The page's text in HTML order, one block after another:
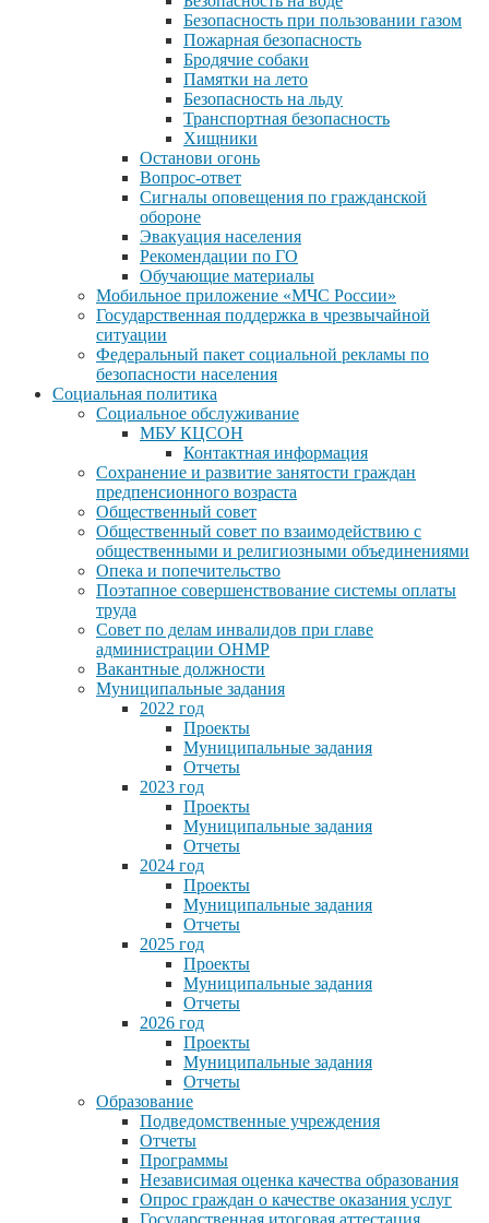
Безопасность при пользовании газом
Пожарная безопасность
Бродячие собаки
Памятки на лето
Безопасность на льду
Транспортная безопасность
Хищники
Останови огонь
Вопрос-ответ
Сигналы оповещения по гражданской
обороне
Эвакуация населения
Рекомендации по ГО
Обучающие материалы
Мобильное приложение «МЧС России»
Государственная поддержка в чрезвычайной
ситуации
Федеральный пакет социальной рекламы по
безопасности населения
Социальная политика
Социальное обслуживание
МБУ КЦСОН
Контактная информация
Сохранение и развитие занятости граждан
предпенсионного возраста
Общественный совет
Общественный совет по взаимодействию с
общественными и религиозными объединениями
Опека и попечительство
Поэтапное совершенствование системы оплаты
труда
Совет по делам инвалидов при главе
администрации ОНМР
Вакантные должности
Муниципальные задания
2022 год
Проекты
Муниципальные задания
Отчеты
2023 год
Проекты
Муниципальные задания
Отчеты
2024 год
Проекты
Муниципальные задания
Отчеты
2025 год
Проекты
Муниципальные задания
Отчеты
2026 год
Проекты
Муниципальные задания
Отчеты
Образование
Подведомственные учреждения
Отчеты
Программы
Независимая оценка качества образования
Опрос граждан о качестве оказания услуг
Государственная итоговая аттестация